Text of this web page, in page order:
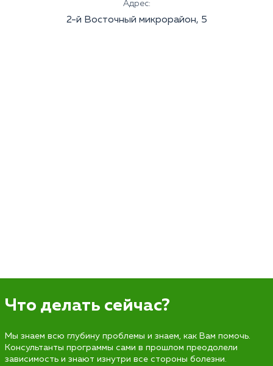
Адрес:
2-й Восточный микрорайон, 5
Что делать сейчас?
Мы знаем всю глубину проблемы и знаем, как Вам помочь.
Консультанты программы сами в прошлом преодолели
зависимость и знают изнутри все стороны болезни.